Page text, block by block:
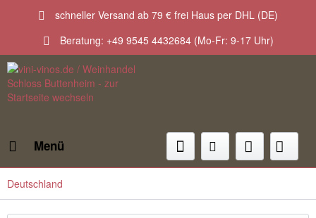
schneller Versand ab 79 € frei Haus per DHL (DE)
Beratung: +49 9545 4432684 (Mo-Fr: 9-17 Uhr)
Menü
Deutschland